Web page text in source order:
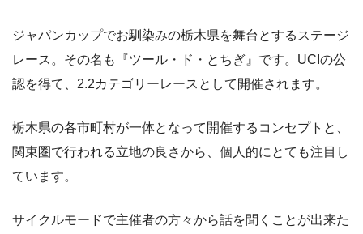
ジャパンカップでお馴染みの栃木県を舞台とするステージ
レース。その名も『ツール・ド・とちぎ』です。UCIの公
認を得て、2.2カテゴリーレースとして開催されます。
栃木県の各市町村が一体となって開催するコンセプトと、
関東圏で行われる立地の良さから、個人的にとても注目し
ています。
サイクルモードで主催者の方々から話を聞くことが出来た